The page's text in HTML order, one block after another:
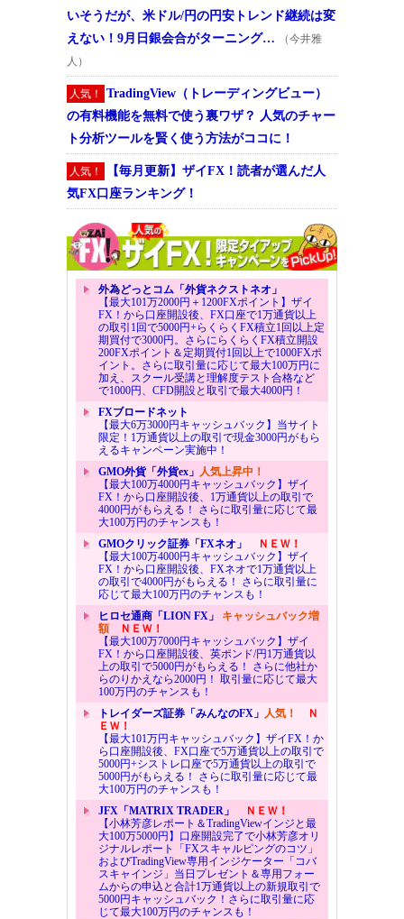
いそうだが、米ドル/円の円安トレンド継続は変
えない！9月日銀会合がターニング…
（今井雅
人）
人気！
TradingView（トレーディングビュー）
の有料機能を無料で使う裏ワザ？ 人気のチャー
ト分析ツールを賢く使う方法がココに！
人気！
【毎月更新】ザイFX！読者が選んだ人
気FX口座ランキング！
外為どっとコム「外貨ネクストネオ」
【最大101万2000円＋1200FXポイント】ザイ
FX！から口座開設後、FX口座で1万通貨以上
の取引1回で5000円+らくらくFX積立1回以上定
期買付で3000円。さらにらくらくFX積立開設
200FXポイント＆定期買付1回以上で1000FXポ
イント。さらに取引量に応じて最大100万円に
加え、スクール受講と理解度テスト合格など
で1000円、CFD開設と取引で最大4000円！
FXブロードネット
【最大6万3000円キャッシュバック】当サイト
限定！1万通貨以上の取引で現金3000円がもら
えるキャンペーン実施中！
GMO外貨「外貨ex」 人気上昇中！
【最大100万4000円キャッシュバック】ザイ
FX！から口座開設後、1万通貨以上の取引で
4000円がもらえる！ さらに取引量に応じて最
大100万円のチャンスも！
GMOクリック証券「FXネオ」
ＮＥＷ！
【最大100万4000円キャッシュバック】ザイ
FX！から口座開設後、FXネオで1万通貨以上
の取引で4000円がもらえる！ さらに取引量に
応じて最大100万円のチャンスも！
ヒロセ通商「LION FX」 キャッシュバック増
額ＮＥＷ！
【最大100万7000円キャッシュバック】ザイ
FX！から口座開設後、英ポンド/円1万通貨以
上の取引で5000円がもらえる！ さらに他社か
らのりかえなら2000円！ 取引量に応じて最大
100万円のチャンスも！
トレイダーズ証券「みんなのFX」 人気！
Ｎ
ＥＷ！
【最大101万円キャッシュバック】ザイFX！か
ら口座開設後、FX口座で5万通貨以上の取引で
5000円+シストレ口座で5万通貨以上の取引で
5000円がもらえる！ さらに取引量に応じて最
大100万円のチャンスも！
JFX「MATRIX TRADER」
ＮＥＷ！
【小林芳彦レポート＆TradingViewインジと最
大100万5000円】口座開設完了で小林芳彦オリ
ジナルレポート「FXスキャルピングのコツ」
およびTradingView専用インジケーター「コバ
スキャインジ」当日プレゼント＆専用フォー
ムからの申込と合計1万通貨以上の新規取引で
5000円キャッシュバック！さらに取引量に応
じて最大100万円のチャンスも！